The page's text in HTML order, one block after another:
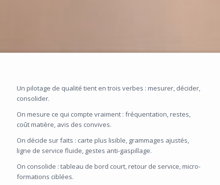
Un pilotage de qualité tient en trois verbes : mesurer, décider,
consolider.
On mesure ce qui compte vraiment : fréquentation, restes,
coût matière, avis des convives.
On décide sur faits : carte plus lisible, grammages ajustés,
ligne de service fluide, gestes anti-gaspillage.
On consolide : tableau de bord court, retour de service, micro-
formations ciblées.